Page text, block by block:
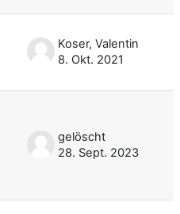
Koser, Valentin
8. Okt. 2021
gelöscht
28. Sept. 2023